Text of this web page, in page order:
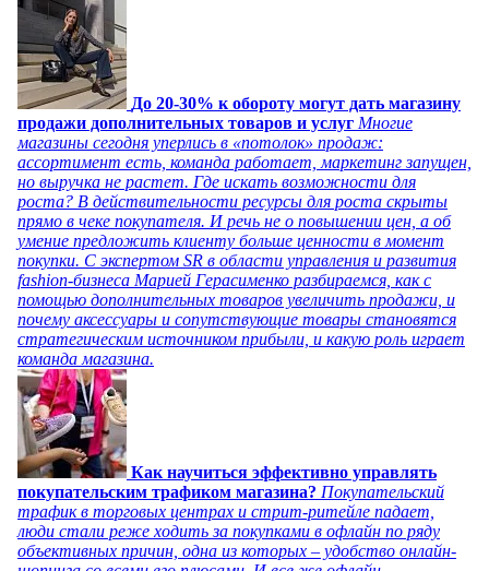
До 20-30% к обороту могут дать магазину
продажи дополнительных товаров и услуг Многие
магазины сегодня уперлись в «потолок» продаж:
ассортимент есть, команда работает, маркетинг запущен,
но выручка не растет. Где искать возможности для
роста? В действительности ресурсы для роста скрыты
прямо в чеке покупателя. И речь не о повышении цен, а об
умение предложить клиенту больше ценности в момент
покупки. С экспертом SR в области управления и развития
fashion-бизнеса Марией Герасименко разбираемся, как с
помощью дополнительных товаров увеличить продажи, и
почему аксессуары и сопутствующие товары становятся
стратегическим источником прибыли, и какую роль играет
команда магазина.
Как научиться эффективно управлять
покупательским трафиком магазина? Покупательский
трафик в торговых центрах и стрит-ритейле падает,
люди стали реже ходить за покупками в офлайн по ряду
объективных причин, одна из которых – удобство онлайн-